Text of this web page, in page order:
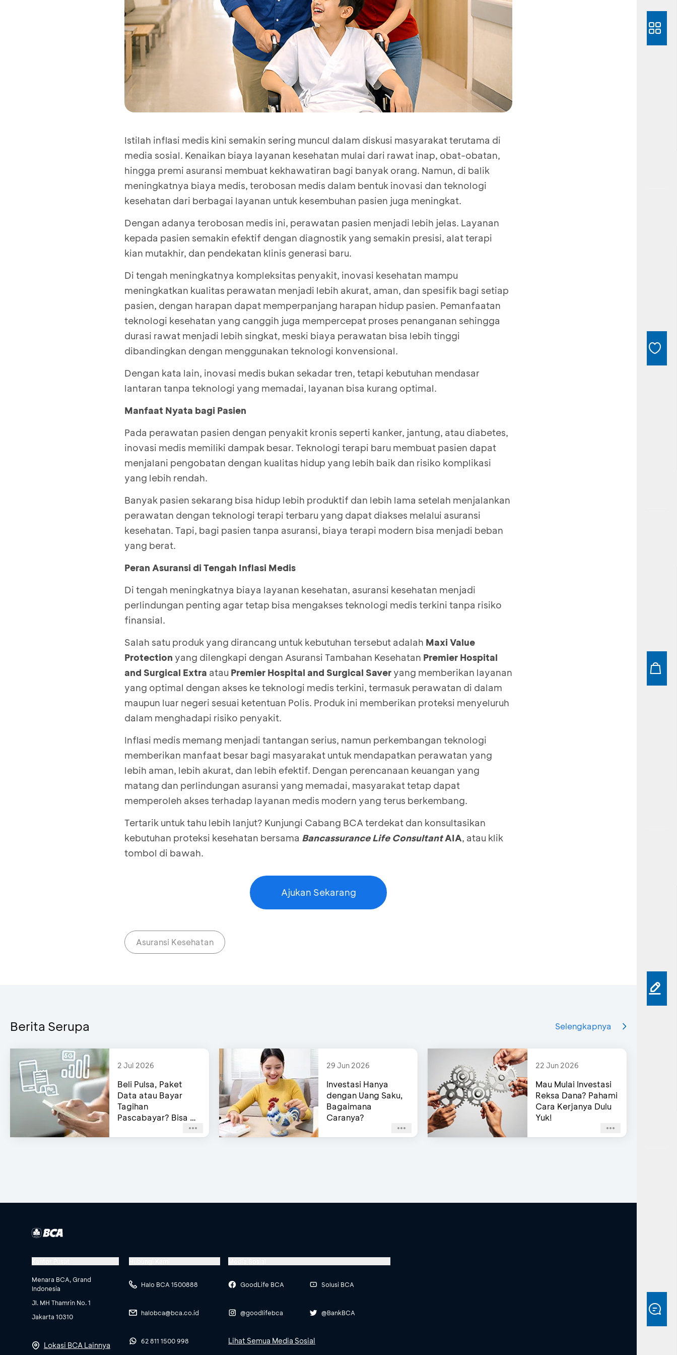
Istilah inflasi medis kini semakin sering muncul dalam diskusi masyarakat terutama di
media sosial. Kenaikan biaya layanan kesehatan mulai dari rawat inap, obat-obatan,
hingga premi asuransi membuat kekhawatiran bagi banyak orang. Namun, di balik
meningkatnya biaya medis, terobosan medis dalam bentuk inovasi dan teknologi
kesehatan dari berbagai layanan untuk kesembuhan pasien juga meningkat.
Dengan adanya terobosan medis ini, perawatan pasien menjadi lebih jelas. Layanan
kepada pasien semakin efektif dengan diagnostik yang semakin presisi, alat terapi
kian mutakhir, dan pendekatan klinis generasi baru.
Di tengah meningkatnya kompleksitas penyakit, inovasi kesehatan mampu
meningkatkan kualitas perawatan menjadi lebih akurat, aman, dan spesifik bagi setiap
pasien, dengan harapan dapat memperpanjang harapan hidup pasien. Pemanfaatan
teknologi kesehatan yang canggih juga mempercepat proses penanganan sehingga
durasi rawat menjadi lebih singkat, meski biaya perawatan bisa lebih tinggi
dibandingkan dengan menggunakan teknologi konvensional.
Dengan kata lain, inovasi medis bukan sekadar tren, tetapi kebutuhan mendasar
lantaran tanpa teknologi yang memadai, layanan bisa kurang optimal.
Manfaat Nyata bagi Pasien
Pada perawatan pasien dengan penyakit kronis seperti kanker, jantung, atau diabetes,
inovasi medis memiliki dampak besar. Teknologi terapi baru membuat pasien dapat
menjalani pengobatan dengan kualitas hidup yang lebih baik dan risiko komplikasi
yang lebih rendah.
Banyak pasien sekarang bisa hidup lebih produktif dan lebih lama setelah menjalankan
perawatan dengan teknologi terapi terbaru yang dapat diakses melalui asuransi
kesehatan. Tapi, bagi pasien tanpa asuransi, biaya terapi modern bisa menjadi beban
yang berat.
Peran Asuransi di Tengah Inflasi Medis
Di tengah meningkatnya biaya layanan kesehatan, asuransi kesehatan menjadi
perlindungan penting agar tetap bisa mengakses teknologi medis terkini tanpa risiko
finansial.
Salah satu produk yang dirancang untuk kebutuhan tersebut adalah Maxi Value
Protection yang dilengkapi dengan Asuransi Tambahan Kesehatan Premier Hospital
and Surgical Extra atau Premier Hospital and Surgical Saver yang memberikan layanan
yang optimal dengan akses ke teknologi medis terkini, termasuk perawatan di dalam
maupun luar negeri sesuai ketentuan Polis. Produk ini memberikan proteksi menyeluruh
dalam menghadapi risiko penyakit.
Inflasi medis memang menjadi tantangan serius, namun perkembangan teknologi
memberikan manfaat besar bagi masyarakat untuk mendapatkan perawatan yang
lebih aman, lebih akurat, dan lebih efektif. Dengan perencanaan keuangan yang
matang dan perlindungan asuransi yang memadai, masyarakat tetap dapat
memperoleh akses terhadap layanan medis modern yang terus berkembang.
Tertarik untuk tahu lebih lanjut? Kunjungi Cabang BCA terdekat dan konsultasikan
kebutuhan proteksi kesehatan bersama Bancassurance Life ConsultantAIA, atau klik
tombol di bawah.
Ajukan Sekarang
Asuransi Kesehatan
Berita Serupa Selengkapnya
2 Jul 2026
Beli Pulsa, Paket
Data atau Bayar
Tagihan
Pascabayar? Bisa di
29 Jun 2026
Investasi Hanya
dengan Uang Saku,
Bagaimana
Caranya?
22 Jun 2026
Mau Mulai Investasi
Reksa Dana? Pahami
Cara Kerjanya Dulu
Yuk!
Menara BCA, Grand
Indonesia
Jl. MH Thamrin No. 1
Jakarta 10310
Lokasi BCA Lainnya
Halo BCA 1500888
halobca@bca.co.id
62 811 1500 998
GoodLife BCA
@goodlifebca
Solusi BCA
@BankBCA
Lihat Semua Media Sosial